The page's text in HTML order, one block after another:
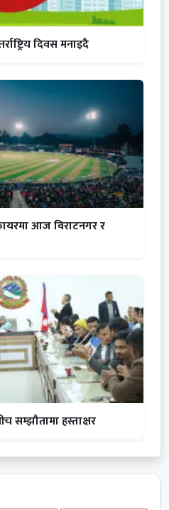
दिवस मनाइदै
आज विराटनगर र
सम्झौतामा हस्ताक्षर